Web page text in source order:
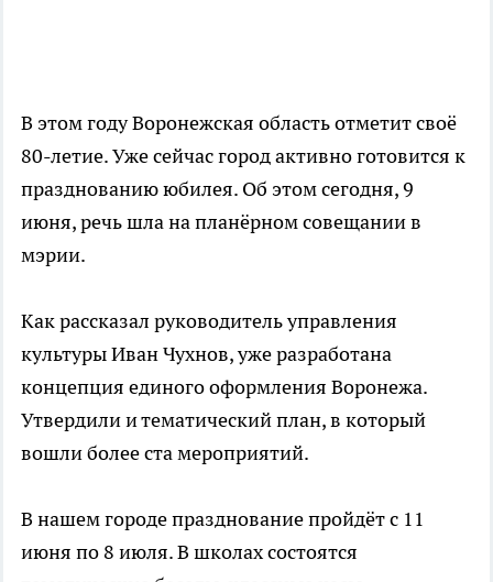
В этом году Воронежская область отметит своё
80-летие. Уже сейчас город активно готовится к
празднованию юбилея. Об этом сегодня, 9
июня, речь шла на планёрном совещании в
мэрии.
Как рассказал руководитель управления
культуры Иван Чухнов, уже разработана
концепция единого оформления Воронежа.
Утвердили и тематический план, в который
вошли более ста мероприятий.
В нашем городе празднование пройдёт с 11
июня по 8 июля. В школах состоятся